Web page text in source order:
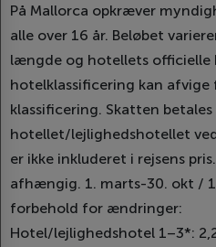
På Mallorca opkræver
alle over 16 år. Beløbet
længde og hotellets officielle
hotelklassificering kan
klassificering. Skatten
hotellet/lejlighedshotellet
er ikke inkluderet i rejsens
afhængig. 1. marts-30. okt /
forbehold for ændringer:
Hotel/lejlighedshotel 1–3*: